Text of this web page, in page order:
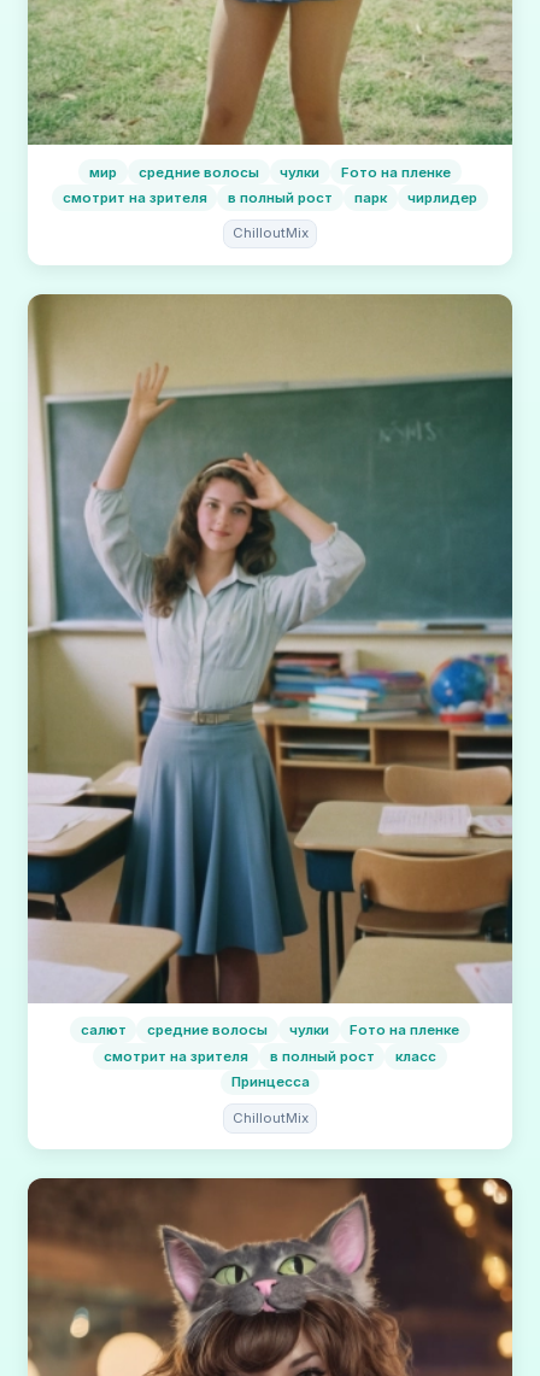
мир средние волосы чулки
Fото на пленке
смотрит на зрителя
в полный рост парк чирлидер
ChilloutMix
салют средние волосы чулки
Fото на пленке
смотрит на зрителя
в полный рост
класс
Принцесса
ChilloutMix